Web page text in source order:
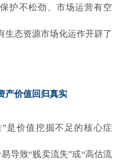
护不松劲、市场运营有空
生态资源市场化运作开辟了
产价值回归真实
是价值挖掘不足的核心症
导致“贱卖流失”或“高估流